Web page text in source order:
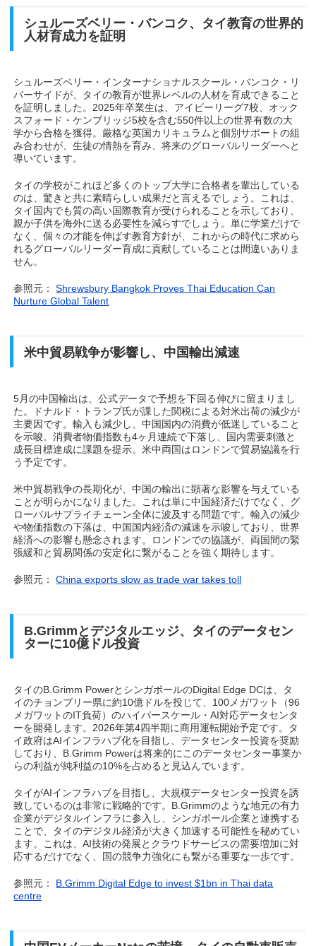
シュルーズベリー・バンコク、タイ教育の世界的
人材育成力を証明
シュルーズベリー・インターナショナルスクール・バンコク・リ
バーサイドが、タイの教育が世界レベルの人材を育成できること
を証明しました。2025年卒業生は、アイビーリーグ7校、オック
スフォード・ケンブリッジ5校を含む550件以上の世界有数の大
学から合格を獲得。厳格な英国カリキュラムと個別サポートの組
み合わせが、生徒の情熱を育み、将来のグローバルリーダーへと
導いています。
タイの学校がこれほど多くのトップ大学に合格者を輩出している
のは、驚きと共に素晴らしい成果だと言えるでしょう。これは、
タイ国内でも質の高い国際教育が受けられることを示しており、
親が子供を海外に送る必要性を減らすでしょう。単に学業だけで
なく、個々の才能を伸ばす教育方針が、これからの時代に求めら
れるグローバルリーダー育成に貢献していることは間違いありま
せん。
参照元：Shrewsbury Bangkok Proves Thai Education Can
Nurture Global Talent
米中貿易戦争が影響し、中国輸出減速
5月の中国輸出は、公式データで予想を下回る伸びに留まりまし
た。ドナルド・トランプ氏が課した関税による対米出荷の減少が
主要因です。輸入も減少し、中国国内の消費が低迷していること
を示唆。消費者物価指数も4ヶ月連続で下落し、国内需要刺激と
成長目標達成に課題を提示。米中両国はロンドンで貿易協議を行
う予定です。
米中貿易戦争の長期化が、中国の輸出に顕著な影響を与えている
ことが明らかになりました。これは単に中国経済だけでなく、グ
ローバルサプライチェーン全体に波及する問題です。輸入の減少
や物価指数の下落は、中国国内経済の減速を示唆しており、世界
経済への影響も懸念されます。ロンドンでの協議が、両国間の緊
張緩和と貿易関係の安定化に繋がることを強く期待します。
参照元：China exports slow as trade war takes toll
B.Grimmとデジタルエッジ、タイのデータセン
ターに10億ドル投資
タイのB.Grimm PowerとシンガポールのDigital Edge DCは、タ
イのチョンブリー県に約10億ドルを投じて、100メガワット（96
メガワットのIT負荷）のハイパースケール・AI対応データセンタ
ーを開発します。2026年第4四半期に商用運転開始予定です。タ
イ政府はAIインフラハブ化を目指し、データセンター投資を奨励
しており、B.Grimm Powerは将来的にこのデータセンター事業か
らの利益が純利益の10%を占めると見込んでいます。
タイがAIインフラハブを目指し、大規模データセンター投資を誘
致しているのは非常に戦略的です。B.Grimmのような地元の有力
企業がデジタルインフラに参入し、シンガポール企業と連携する
ことで、タイのデジタル経済が大きく加速する可能性を秘めてい
ます。これは、AI技術の発展とクラウドサービスの需要増加に対
応するだけでなく、国の競争力強化にも繋がる重要な一歩です。
参照元： B.Grimm Digital Edge to invest $1bn in Thai data
centre